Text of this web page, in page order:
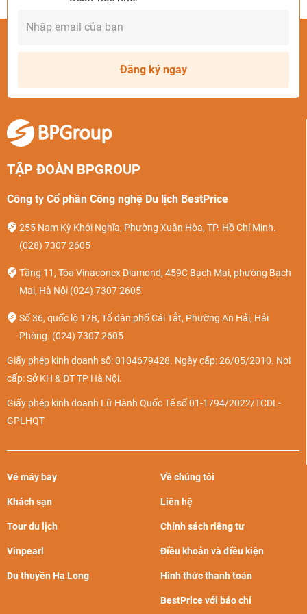
Sân bay quốc tế Phnom Penh (Campuchia)
- Thời gian di chuyển: Khoảng
- Các phương tiện phổ biến:
USD (~223.000 - 248.000 VNĐ) nên nếu đi nhóm đông
cần trao đổi trước về chi phí với tài xế bởi taxi ở đây
thường không có đồng hồ tính tiền.
Tuk tuk:Đây là loại xe khá phổ biến ở Campuchia có
thể chở 4 người. Lựa chọn phương tiện này, Quý khách
phí cho một chuyến xe rơi vào khoảng 5 - 6 USD
Xe ôm: Tương tự như Việt Nam, Quý khách có thể bắt
xe ôm ở cổng sân bay hoặc các ngã tư gần đó với chi
phí chỉ từ 3 - 4 USD (~75.000 - 99.000 VNĐ). Tuy nhiên,
thích hợp với đoàn đông người.
Campuchia từ tháng 6 đến tháng 8 để có nhiều khả
Đăng ký ngay
TẬP ĐOÀN BPGROUP
Công ty Cổ phần Công nghệ Du lịch BestPrice
255 Nam Kỳ Khởi Nghĩa, Phường Xuân Hòa, TP. Hồ Chí Minh.
(028) 7307 2605
Tầng 11, Tòa Vinaconex Diamond, 459C Bạch Mai, phường Bạch
Mai, Hà Nội (024) 7307 2605
Số 36, quốc lộ 17B, Tổ dân phố Cái Tắt, Phường An Hải, Hải
Phòng. (024) 7307 2605
Giấy phép kinh doanh số: 0104679428. Ngày cấp: 26/05/2010. Nơi
cấp: Sở KH & ĐT TP Hà Nội.
Giấy phép kinh doanh Lữ Hành Quốc Tế số 01-1794/2022/TCDL-
GPLHQT
Vé máy bay
Khách sạn
Tour du lịch
Vinpearl
Du thuyền Hạ Long
Về chúng tôi
Liên hệ
Chính sách riêng tư
Điều khoản và điều kiện
Hình thức thanh toán
BestPrice với báo chí